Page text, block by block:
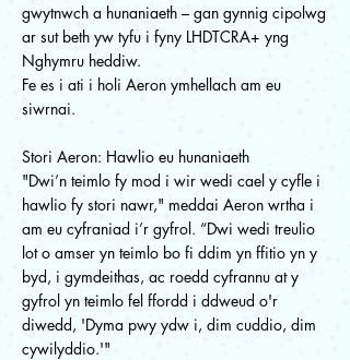
gwytnwch a hunaniaeth – gan gynnig cipolwg
ar sut beth yw tyfu i fyny LHDTCRA+ yng
Nghymru heddiw.
Fe es i ati i holi Aeron ymhellach am eu
siwrnai.
Stori Aeron: Hawlio eu hunaniaeth
"Dwi’n teimlo fy mod i wir wedi cael y cyfle i
hawlio fy stori nawr," meddai Aeron wrtha i
am eu cyfraniad i’r gyfrol. “Dwi wedi treulio
lot o amser yn teimlo bo fi ddim yn ffitio yn y
byd, i gymdeithas, ac roedd cyfrannu at y
gyfrol yn teimlo fel ffordd i ddweud o'r
diwedd, 'Dyma pwy ydw i, dim cuddio, dim
cywilyddio.'"